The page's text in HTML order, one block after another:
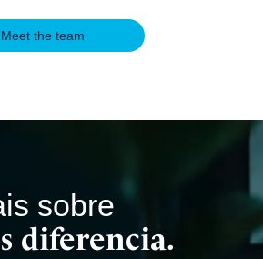
Meet the team
sobre
diferencia.